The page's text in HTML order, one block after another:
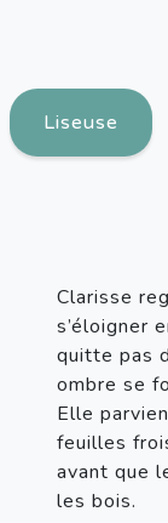
Liseuse
Clarisse
s’éloigner
quitte pas
ombre se
Elle
feuilles
avant que
les bois.